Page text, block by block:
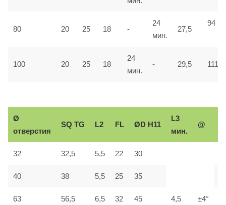
80 20 25 18 -
24
мин.
27,5
94
100 20 25 18
24
мин.
- 29,5 111
Ø
отверстия
SQ TG L2 FL ØD H11
L3
мин.
@
32 32,5 5,5 22 30
4,5 ±4°
40 38 5,5 25 35
63 56,5 6,5 32 45